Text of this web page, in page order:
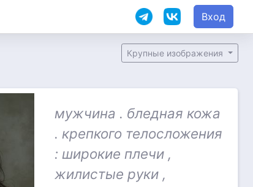
Вход
Крупные изображения
мужчина . бледная кожа
. крепкого телосложения
: широкие плечи ,
жилистые руки ,